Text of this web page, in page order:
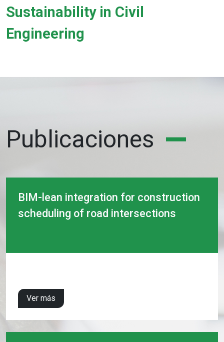
Sustainability in Civil
Engineering
Publicaciones
BIM-lean integration for construction
scheduling of road intersections
Ver más